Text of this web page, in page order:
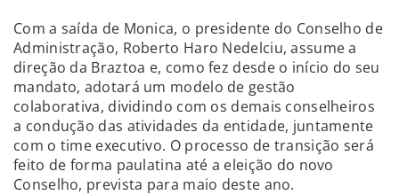
Com a saída de Monica, o presidente do Conselho de
Administração, Roberto Haro Nedelciu, assume a
direção da Braztoa e, como fez desde o início do seu
mandato, adotará um modelo de gestão
colaborativa, dividindo com os demais conselheiros
a condução das atividades da entidade, juntamente
com o time executivo. O processo de transição será
feito de forma paulatina até a eleição do novo
Conselho, prevista para maio deste ano.